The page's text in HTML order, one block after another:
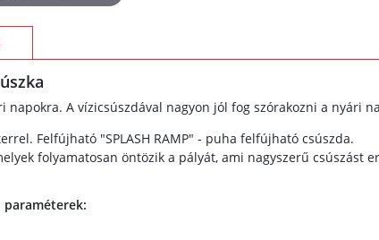
napokra. A vízicsúszdával nagyon jól fog szórakozni a nyári
Felfújható "SPLASH RAMP" - puha felfújható csúszda.
folyamatosan öntözik a pályát, ami nagyszerű
paraméterek: